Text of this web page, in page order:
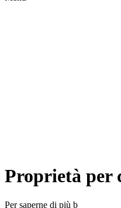
Proprietà per
Per saperne di più b